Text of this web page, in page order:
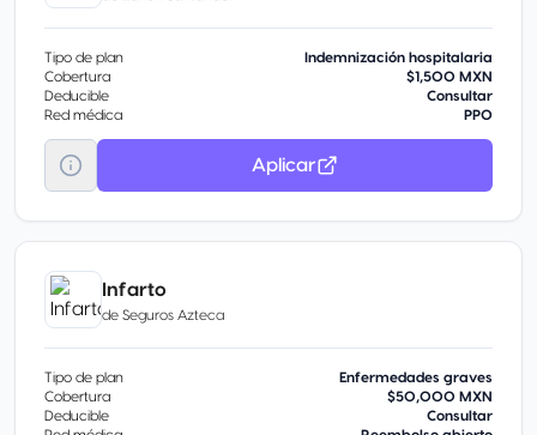
Tipo de plan
Indemnización hospitalaria
Cobertura
$1,500 MXN
Deducible
Consultar
Red médica
PPO
Aplicar
Infarto
de Seguros Azteca
Tipo de plan
Enfermedades graves
Cobertura
$50,000 MXN
Deducible
Consultar